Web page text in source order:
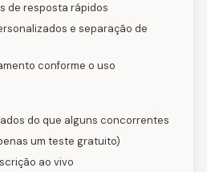
de resposta rápidos
e separação de
conforme o uso
do que alguns concorrentes
um teste gratuito)
ao vivo